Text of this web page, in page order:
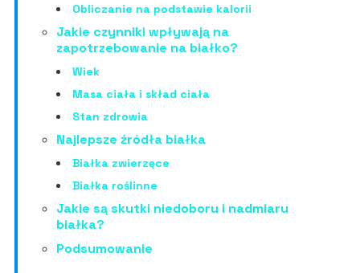
Obliczanie na podstawie kalorii
Jakie czynniki wpływają na
zapotrzebowanie na białko?
Wiek
Masa ciała i skład ciała
Stan zdrowia
Najlepsze źródła białka
Białka zwierzęce
Białka roślinne
Jakie są skutki niedoboru i nadmiaru
białka?
Podsumowanie